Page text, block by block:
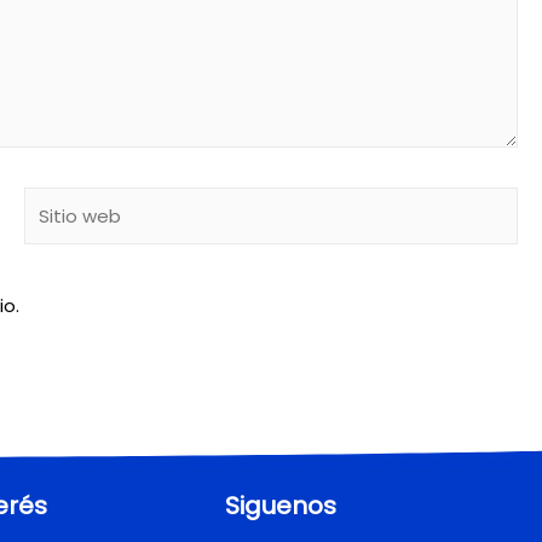
Siguenos